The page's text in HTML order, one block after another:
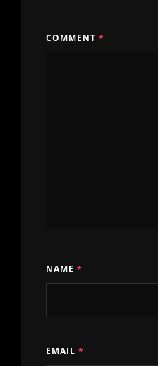
COMMENT *
NAME *
EMAIL *